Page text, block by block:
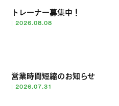
トレーナー募集中！
|2026.08.08
営業時間短縮のお知らせ
|2026.07.31